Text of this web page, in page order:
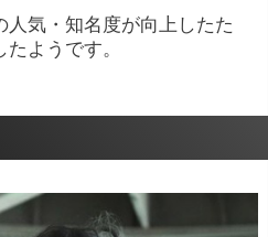
気・知名度が向上したた
ようです。